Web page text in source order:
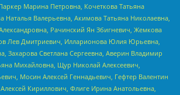
Марина Петровна, Кочеткова Татьяна
Наталья Валерьевна, Акимова Татьяна Николаевна,
Рачинский Ян Збигневич, Жемкова
Лев Дмитриевич, Илларионова Юлия Юрьевна,
Захарова Светлана Сергеевна, Аверин Владимир
Михайловна, Щур Николай Алексеевич,
Мосин Алексей Геннадьевич, Гефтер Валентин
Кириллович, Флиге Ирина Анатольевна,